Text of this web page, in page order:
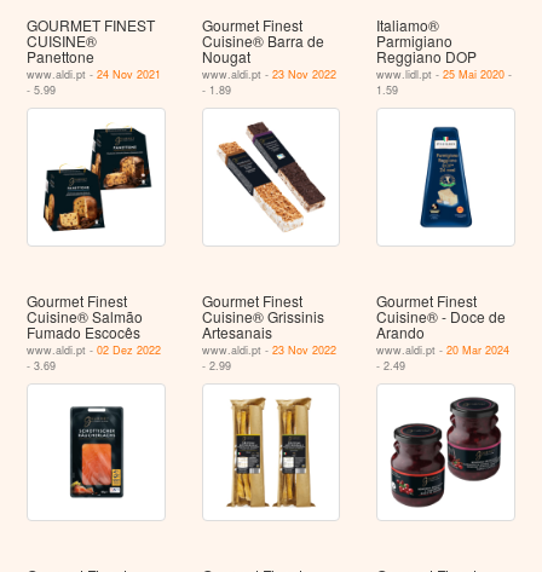
GOURMET FINEST
CUISINE®
Panettone
www.aldi.pt -24 Nov 2021
- 5.99
Gourmet Finest
Cuisine® Barra de
Nougat
www.aldi.pt - 23 Nov 2022
- 1.89
Italiamo®
Parmigiano
Reggiano DOP
www.lidl.pt -25 Mai 2020 -
1.59
Gourmet Finest
Cuisine® Salmão
Fumado Escocês
www.aldi.pt -02 Dez 2022
- 3.69
Gourmet Finest
Cuisine® Grissinis
Artesanais
www.aldi.pt - 23 Nov 2022
- 2.99
Gourmet Finest
Cuisine® - Doce de
Arando
www.aldi.pt -20 Mar 2024
- 2.49